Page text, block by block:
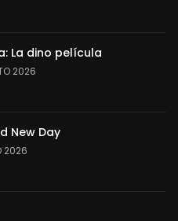
La dino película
2026
New Day
2026